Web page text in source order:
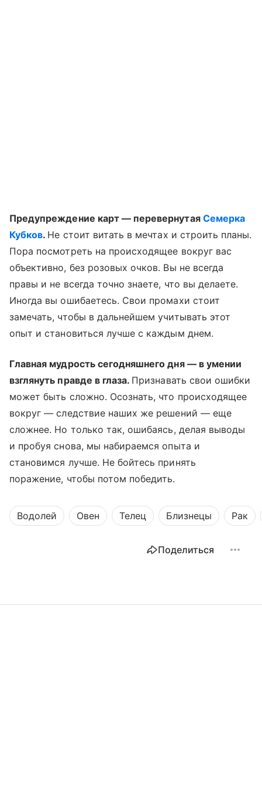
Предупреждение карт — перевернутая Семерка
Кубков. Не стоит витать в мечтах и строить планы.
Пора посмотреть на происходящее вокруг вас
объективно, без розовых очков. Вы не всегда
правы и не всегда точно знаете, что вы делаете.
Иногда вы ошибаетесь. Свои промахи стоит
замечать, чтобы в дальнейшем учитывать этот
опыт и становиться лучше с каждым днем.
Главная мудрость сегодняшнего дня — в умении
взглянуть правде в глаза. Признавать свои ошибки
может быть сложно. Осознать, что происходящее
вокруг — следствие наших же решений — еще
сложнее. Но только так, ошибаясь, делая выводы
и пробуя снова, мы набираемся опыта и
становимся лучше. Не бойтесь принять
поражение, чтобы потом победить.
Водолей Овен Телец Близнецы Рак
Поделиться